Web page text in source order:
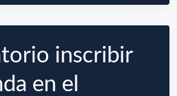
inscribir
en el